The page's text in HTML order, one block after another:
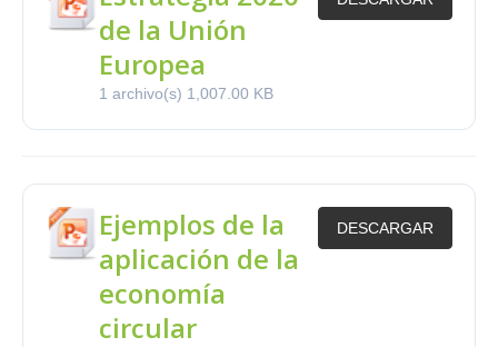
de la Unión
Europea
1 archivo(s) 1,007.00 KB
Ejemplos de la
aplicación de la
economía
circular
DESCARGAR